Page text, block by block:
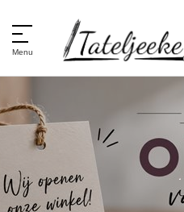
Diamond
StipArt Kits
Hobby’s
Menu
.